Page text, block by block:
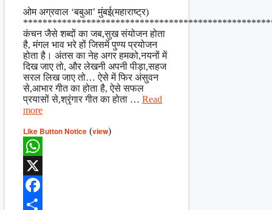
Share
ओम अग्रवाल ‘बबुआ’ मुंबई(महाराष्ट्र)
कंचन जैसे शब्दों का जब,सुख संयोजन होता
है, मंगल भाव भरे हों जिसमें पुण्य प्रयोजन
होता है। अंतस का नेह अगर हमको,नयनों में
दिख जाए तो, और लेखनी अपनी पीड़ा,सहज
सरल लिख जाए तो… ऐसे में फिर अंसुवन
से,आभार गीत का होता है, ऐसे सफल
प्रयासों से,श्रृंगार गीत का होता … Read
more
Like Button Notice (view)
WhatsApp
X
Facebook